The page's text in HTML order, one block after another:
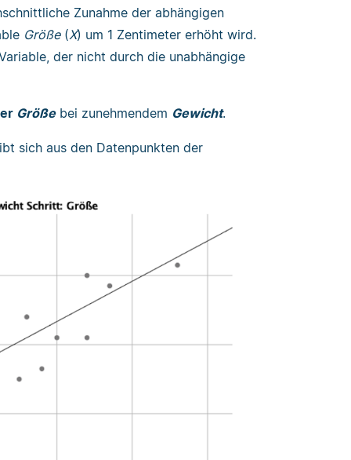
Zunahme der abhängigen
Größe(X) um 1 Zentimeter erhöht wird.
der nicht durch die unabhängige
Größebei zunehmendem Gewicht.
sich aus den Datenpunkten der